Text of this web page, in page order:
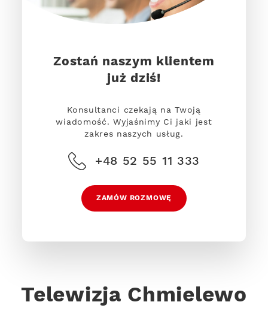
Zostań naszym klientem
już dziś!
Konsultanci czekają na Twoją
wiadomość. Wyjaśnimy Ci jaki jest
zakres naszych usług.
+48 52 55 11 333
ZAMÓW ROZMOWĘ
Telewizja Chmielewo